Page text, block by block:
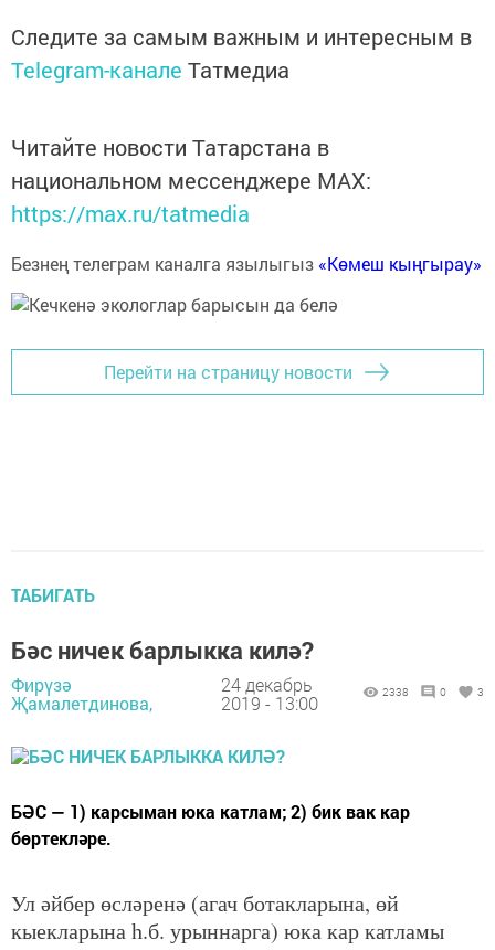
Следите за самым важным и интересным в
Telegram-канале Татмедиа
Читайте новости Татарстана в
национальном мессенджере MАХ:
https://max.ru/tatmedia
Безнең телеграм каналга язылыгыз «Көмеш кыңгырау»
Перейти на страницу новости
ТАБИГАТЬ
Бәс ничек барлыкка килә?
Фирүзә
Җамалетдинова,
24 декабрь
2019 - 13:00
2338 0 3
БӘС — 1) карсыман юка катлам; 2) бик вак кар
бөртекләре.
Ул әйбер өсләренә (агач ботакларына, өй
кыекларына һ.б. урыннарга) юка кар катламы